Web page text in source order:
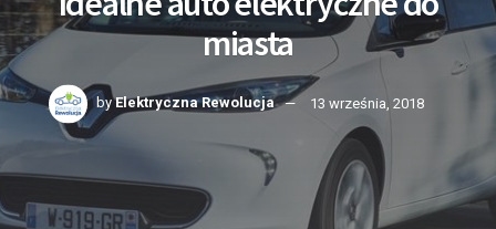
miasta
by Elektryczna Rewolucja 13 września, 2018